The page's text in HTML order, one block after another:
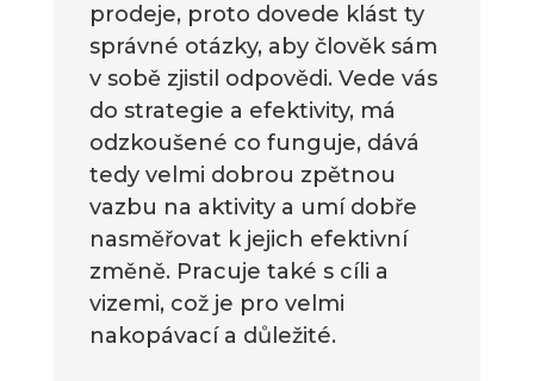
prodeje, proto dovede klást ty
správné otázky, aby člověk sám
v sobě zjistil odpovědi. Vede vás
do strategie a efektivity, má
odzkoušené co funguje, dává
tedy velmi dobrou zpětnou
vazbu na aktivity a umí dobře
nasměřovat k jejich efektivní
změně. Pracuje také s cíli a
vizemi, což je pro velmi
nakopávací a důležité.